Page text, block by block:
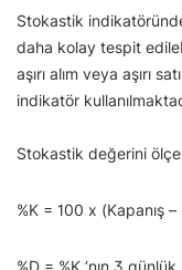
Stokastik
daha kolay tespit
aşırı alım veya aşırı
indikatör
Stokastik değerini
%K = 100 x (Kapanış
%D = %K ‘nın 3